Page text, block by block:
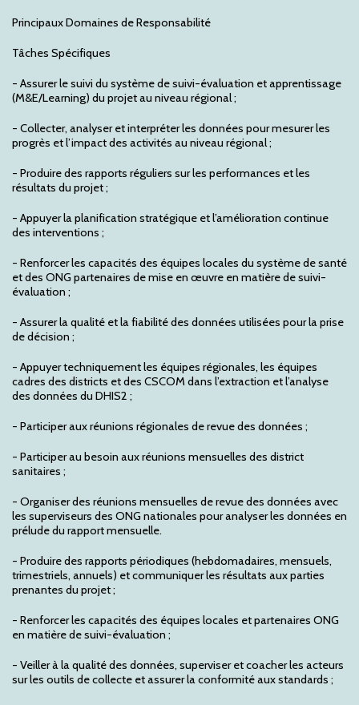
Principaux Domaines de Responsabilité
Tâches Spécifiques
- Assurer le suivi du système de suivi-évaluation et apprentissage
(M&E/Learning) du projet au niveau régional ;
- Collecter, analyser et interpréter les données pour mesurer les
progrès et l’impact des activités au niveau régional ;
- Produire des rapports réguliers sur les performances et les
résultats du projet ;
- Appuyer la planification stratégique et l’amélioration continue
des interventions ;
- Renforcer les capacités des équipes locales du système de santé
et des ONG partenaires de mise en œuvre en matière de suivi-
évaluation ;
- Assurer la qualité et la fiabilité des données utilisées pour la prise
de décision ;
- Appuyer techniquement les équipes régionales, les équipes
cadres des districts et des CSCOM dans l’extraction et l’analyse
des données du DHIS2 ;
- Participer aux réunions régionales de revue des données ;
- Participer au besoin aux réunions mensuelles des district
sanitaires ;
- Organiser des réunions mensuelles de revue des données avec
les superviseurs des ONG nationales pour analyser les données en
prélude du rapport mensuelle.
- Produire des rapports périodiques (hebdomadaires, mensuels,
trimestriels, annuels) et communiquer les résultats aux parties
prenantes du projet ;
- Renforcer les capacités des équipes locales et partenaires ONG
en matière de suivi-évaluation ;
- Veiller à la qualité des données, superviser et coacher les acteurs
sur les outils de collecte et assurer la conformité aux standards ;